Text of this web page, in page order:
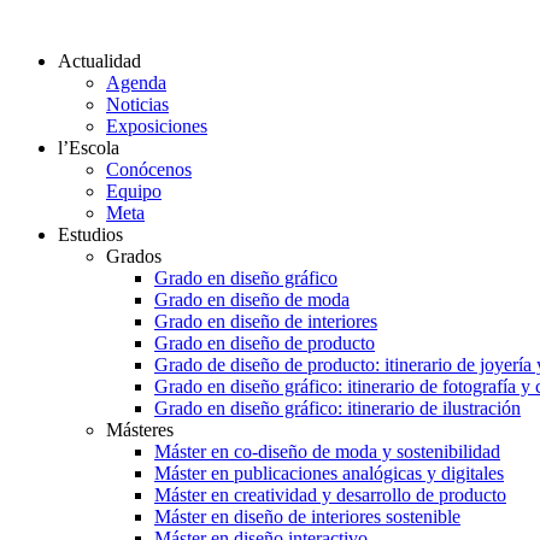
Actualidad
Agenda
Noticias
Exposiciones
l’Escola
Conócenos
Equipo
Meta
Estudios
Grados
Grado en diseño gráfico
Grado en diseño de moda
Grado en diseño de interiores
Grado en diseño de producto
Grado de diseño de producto: itinerario de joyería
Grado en diseño gráfico: itinerario de fotografía y
Grado en diseño gráfico: itinerario de ilustración
Másteres
Máster en co-diseño de moda y sostenibilidad
Máster en publicaciones analógicas y digitales
Máster en creatividad y desarrollo de producto
Máster en diseño de interiores sostenible